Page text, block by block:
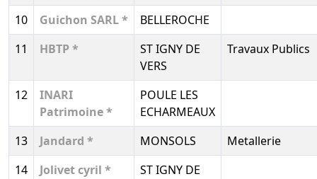
10 Guichon SARL *
BELLEROCHE
11
HBTP *
ST IGNY DE
VERS
Travaux Publics
12
INARI
Patrimoine *
POULE LES
ECHARMEAUX
13
Jandard * MONSOLS
Metallerie
14
Jolivet cyril *
ST IGNY DE